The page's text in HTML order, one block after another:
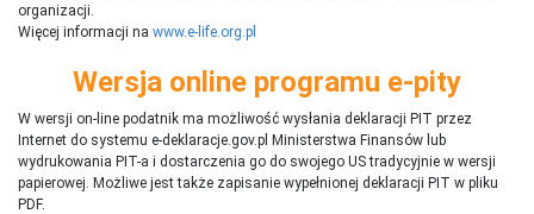
organizacji.
Więcej informacji na www.e-life.org.pl
Wersja online programu e-pity
W wersji on-line podatnik ma możliwość wysłania deklaracji PIT przez
Internet do systemu e-deklaracje.gov.pl Ministerstwa Finansów lub
wydrukowania PIT-a i dostarczenia go do swojego US tradycyjnie w wersji
papierowej. Możliwe jest także zapisanie wypełnionej deklaracji PIT w pliku
PDF.